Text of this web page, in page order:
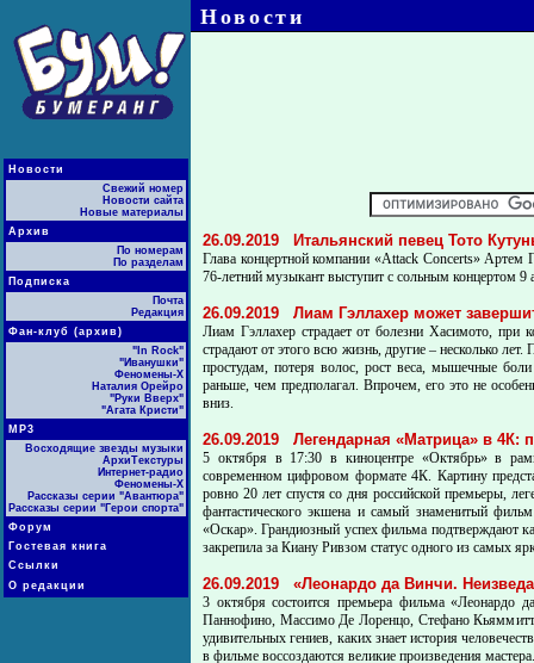
Новости
Свежий номер
Новости сайта
Новые материалы
Архив
По номерам
По разделам
Подписка
Почта
Редакция
Фан-клуб (архив)
"In Rock"
"Иванушки"
Феномены-Х
Наталия Орейро
"Руки Вверх"
"Агата Кристи"
МР3
Восходящие звезды музыки
АрхиТекстуры
Интернет-радио
Феномены-Х
Рассказы серии "Авантюра"
Рассказы серии "Герои спорта"
Форум
Гостевая книга
Ссылки
О редакции
Новости
26.09.2019 Итальянский певец Тото
Глава концертной компании «Attack Concerts» Артем
76-летний музыкант выступит с сольным концертом
26.09.2019 Лиам Гэллахер может
Лиам Гэллахер страдает от болезни Хасимото, при
страдают от этого всю жизнь, другие – несколько
простудам, потеря волос, рост веса, мышечные
раньше, чем предполагал. Впрочем, его это не
вниз.
26.09.2019 Легендарная «Матрица» в 4К:
5 октября в 17:30 в киноцентре «Октябрь» в
современном цифровом формате 4К. Картину
ровно 20 лет спустя со дня российской премьеры,
фантастического экшена и самый знаменитый
«Оскар». Грандиозный успех фильма подтверждают
закрепила за Киану Ривзом статус одного из самых
26.09.2019 «Леонардо да Винчи.
3 октября состоится премьера фильма
Паннофино, Массимо Де Лоренцо, Стефано
удивительных гениев, каких знает история
в фильме воссоздаются великие произведения мастера.